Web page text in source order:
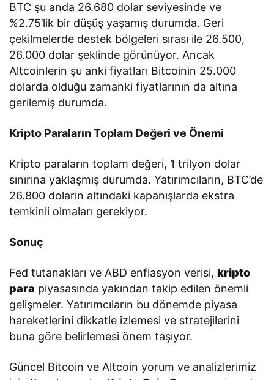
BTC şu anda 26.680 dolar seviyesinde ve
%2.75’lik bir düşüş yaşamış durumda. Geri
çekilmelerde destek bölgeleri sırası ile 26.500,
26.000 dolar şeklinde görünüyor. Ancak
Altcoinlerin şu anki fiyatları Bitcoinin 25.000
dolarda olduğu zamanki fiyatlarının da altına
gerilemiş durumda.
Kripto Paraların Toplam Değeri ve Önemi
Kripto paraların toplam değeri, 1 trilyon dolar
sınırına yaklaşmış durumda. Yatırımcıların, BTC’de
26.800 doların altındaki kapanışlarda ekstra
temkinli olmaları gerekiyor.
Sonuç
Fed tutanakları ve ABD enflasyon verisi, kripto
para piyasasında yakından takip edilen önemli
gelişmeler. Yatırımcıların bu dönemde piyasa
hareketlerini dikkatle izlemesi ve stratejilerini
buna göre belirlemesi önem taşıyor.
Güncel Bitcoin ve Altcoin yorum ve analizlerimiz